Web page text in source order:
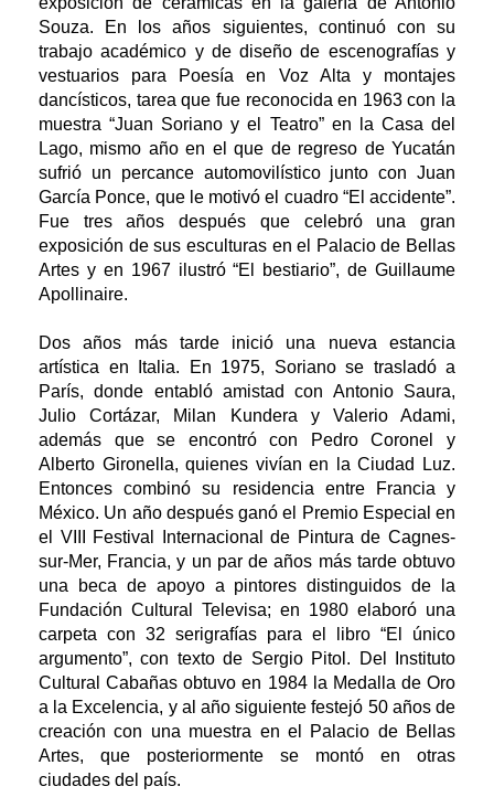
Souza. En los años siguientes, continuó con su
trabajo académico y de diseño de escenografías y
vestuarios para Poesía en Voz Alta y montajes
dancísticos, tarea que fue reconocida en 1963 con la
muestra “Juan Soriano y el Teatro” en la Casa del
Lago, mismo año en el que de regreso de Yucatán
sufrió un percance automovilístico junto con Juan
García Ponce, que le motivó el cuadro “El accidente”.
Fue tres años después que celebró una gran
exposición de sus esculturas en el Palacio de Bellas
Artes y en 1967 ilustró “El bestiario”, de Guillaume
Apollinaire.
Dos años más tarde inició una nueva estancia
artística en Italia. En 1975, Soriano se trasladó a
París, donde entabló amistad con Antonio Saura,
Julio Cortázar, Milan Kundera y Valerio Adami,
además que se encontró con Pedro Coronel y
Alberto Gironella, quienes vivían en la Ciudad Luz.
Entonces combinó su residencia entre Francia y
México. Un año después ganó el Premio Especial en
el VIII Festival Internacional de Pintura de Cagnes-
sur-Mer, Francia, y un par de años más tarde obtuvo
una beca de apoyo a pintores distinguidos de la
Fundación Cultural Televisa; en 1980 elaboró una
carpeta con 32 serigrafías para el libro “El único
argumento”, con texto de Sergio Pitol. Del Instituto
Cultural Cabañas obtuvo en 1984 la Medalla de Oro
a la Excelencia, y al año siguiente festejó 50 años de
creación con una muestra en el Palacio de Bellas
Artes, que posteriormente se montó en otras
ciudades del país.